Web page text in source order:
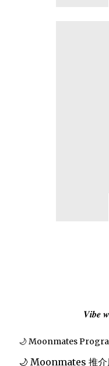
𝑽𝒊𝒃𝒆
🌙 Moonmates
🌙 Moonmates 推介